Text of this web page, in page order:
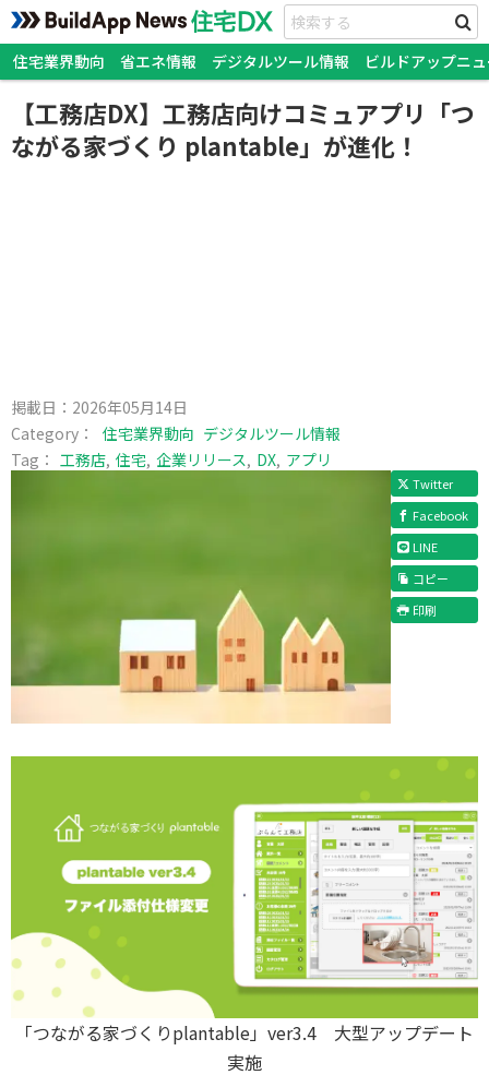
住宅業界動向 省エネ情報 デジタルツール情報 ビルドアップニ
【工務店DX】工務店向けコミュアプリ「つ
ながる家づくり plantable」が進化！
掲載日： 2026年05月14日
Category：
住宅業界動向 デジタルツール情報
Tag： 工務店 住宅 企業リリース DX アプリ
Twitter
Facebook
LINE
コピー
印刷
「つながる家づくりplantable」ver3.4 大型アップデート
実施